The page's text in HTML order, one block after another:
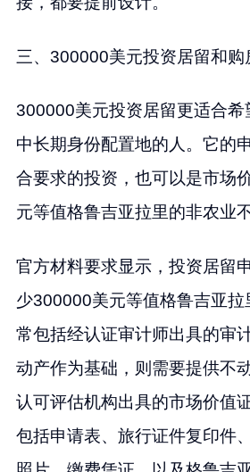
三、300000美元投资居留和购
300000美元投资居留更适合希
中长期身份配置地的人。它的
合要求的投资，也可以是市场
元等值格鲁吉亚拉里的非农业
官方材料要求显示，投资居留
少300000美元等值格鲁吉亚拉
常包括经认证审计师出具的审
动产作为基础，则需要提供不
认可评估机构出具的市场价值
包括申请表、旅行证件复印件